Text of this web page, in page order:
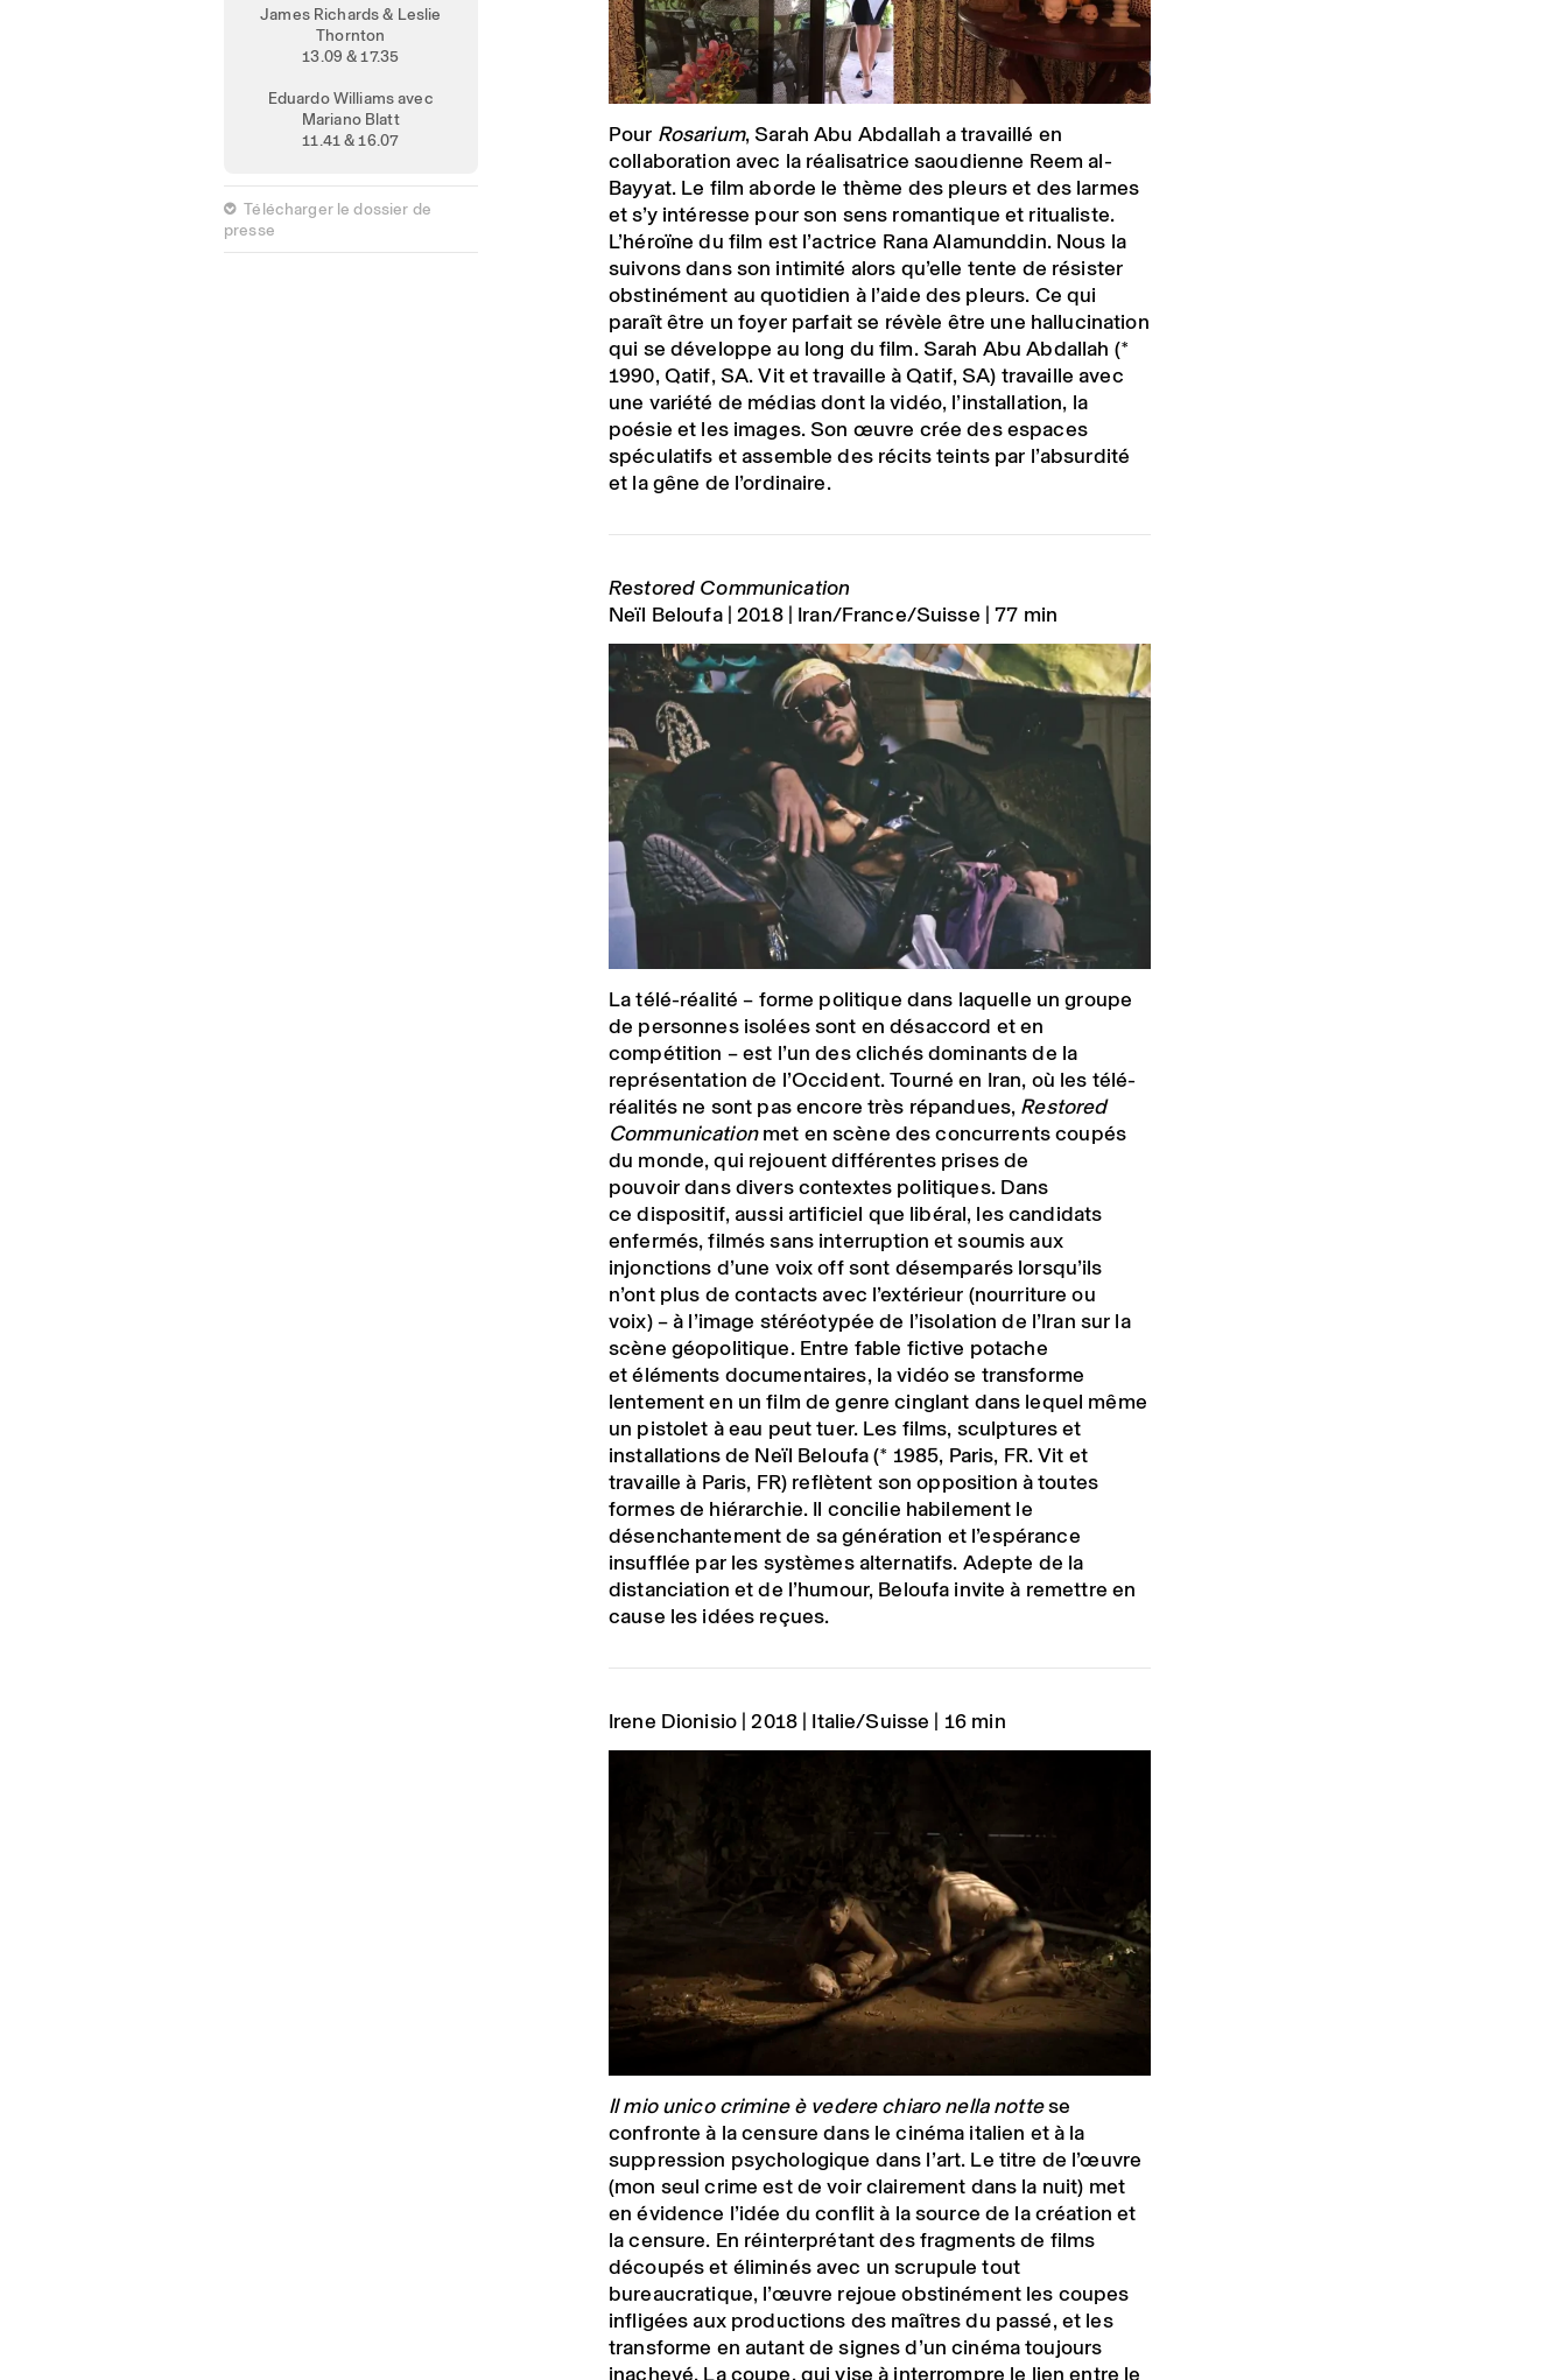
James Richards & Leslie
Thornton
13.09 & 17.35
Eduardo Williams avec
Mariano Blatt
11.41 & 16.07
 Télécharger le dossier de
presse
Pour Rosarium, Sarah Abu Abdallah a travaillé en
collaboration avec la réalisatrice saoudienne Reem al-
Bayyat. Le film aborde le thème des pleurs et des larmes
et s’y intéresse pour son sens romantique et ritualiste.
L’héroïne du film est l’actrice Rana Alamunddin. Nous la
suivons dans son intimité alors qu’elle tente de résister
obstinément au quotidien à l’aide des pleurs. Ce qui
paraît être un foyer parfait se révèle être une hallucination
qui se développe au long du film. Sarah Abu Abdallah (*
1990, Qatif, SA. Vit et travaille à Qatif, SA) travaille avec
une variété de médias dont la vidéo, l’installation, la
poésie et les images. Son œuvre crée des espaces
spéculatifs et assemble des récits teints par l’absurdité
et la gêne de l’ordinaire.
Restored Communication
Neïl Beloufa 2018 Iran/France/Suisse 77 min
La télé-réalité – forme politique dans laquelle un groupe
de personnes isolées sont en désaccord et en
compétition – est l’un des clichés dominants de la
représentation de l’Occident. Tourné en Iran, où les télé-
réalités ne sont pas encore très répandues,Restored
Communicationmet en scène des concurrents coupés
du monde, qui rejouent différentes prises de
pouvoir dans divers contextes politiques. Dans
ce dispositif, aussi artificiel que libéral, les candidats
enfermés, filmés sans interruption et soumis aux
injonctions d’une voix off sont désemparés lorsqu’ils
n’ont plus de contacts avec l’extérieur (nourriture ou
voix) – à l’image stéréotypée de l’isolation de l’Iran sur la
scène géopolitique. Entre fable fictive potache
et éléments documentaires, la vidéo se transforme
lentement en un film de genre cinglant dans lequel même
un pistolet à eau peut tuer. Les films, sculptures et
installations de Neïl Beloufa (* 1985, Paris, FR. Vit et
travaille à Paris, FR) reflètent son opposition à toutes
formes de hiérarchie. Il concilie habilement le
désenchantement de sa génération et l’espérance
insufflée par les systèmes alternatifs. Adepte de la
distanciation et de l’humour, Beloufa invite à remettre en
cause les idées reçues.
Irene Dionisio 2018 Italie/Suisse 16 min
Il mio unico crimine è vedere chiaro nella nottese
confronte à la censure dans le cinéma italien et à la
suppression psychologique dans l’art. Le titre de l’œuvre
(mon seul crime est de voir clairement dans la nuit) met
en évidence l’idée du conflit à la source de la création et
la censure. En réinterprétant des fragments de films
découpés et éliminés avec un scrupule tout
bureaucratique, l’œuvre rejoue obstinément les coupes
infligées aux productions des maîtres du passé, et les
transforme en autant de signes d’un cinéma toujours
inachevé. La coupe, qui vise à interrompre le lien entre le